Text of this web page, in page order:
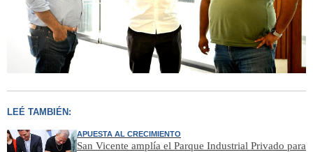
LEÉ TAMBIÉN:
APUESTA AL CRECIMIENTO
San Vicente amplía el Parque Industrial Privado para